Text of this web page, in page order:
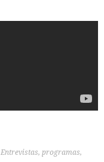
Entrevistas, programas,